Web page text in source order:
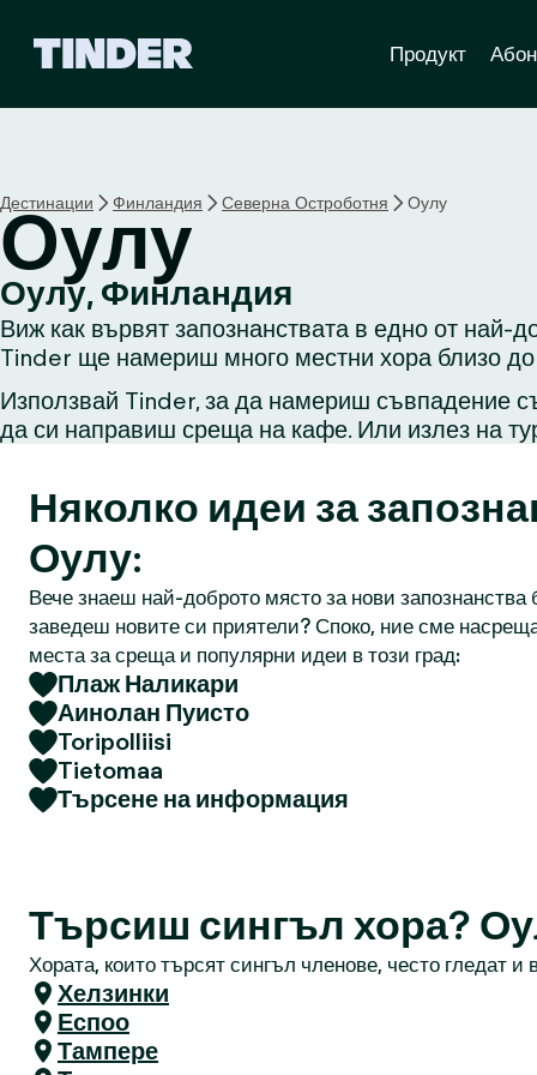
Н
л
о
Продукт
Дестинации Финландия Северна Остроботня Оулу
Оулу
Оулу, Финландия
Виж как вървят запознанствата в едно от
Tinder ще намериш много местни хора близо до
Използвай Tinder, за да намериш съвпадение
да си направиш среща на кафе. Или излез на
Няколко идеи за
Оулу:
Вече знаеш най-доброто място за нови
заведеш новите си приятели? Споко, ние сме
места за среща и популярни идеи в този град:
Плаж Наликари
Аинолан Пуисто
Toripolliisi
Tietomaa
Търсене на информация
Търсиш сингъл хора?
Хората, които търсят сингъл членове, често гледат и
Хелзинки
Еспоо
Тампере